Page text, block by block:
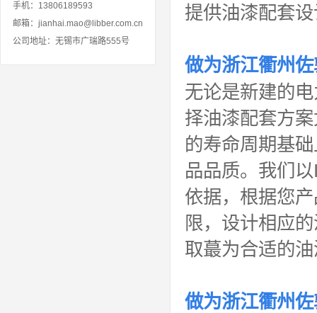
手机：13806189593
邮箱：jianhai.mao@libber.com.cn
公司地址：无锡市广瑞路555号
提供油漆配套
做为浙江衢州
无论是新建的
择油漆配套方
的寿命周期基
品品质。我们
依据，根据您
限，设计相应
取蕞为合适的
做为浙江衢州